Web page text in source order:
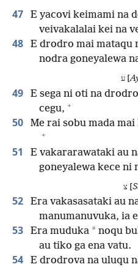
47 E yacovi keimami na
veivakalalai kei na
48
E drodro mai mataqu
nodra goneyalewa
ע [
49
E sega ni oti na
cegu, +
50 Me rai sobu mada
+
51
E vakararawataki au
goneyalewa kece ni
צ [
52
Era vakasasataki au
manumanuvuka, ia
53 Era muduka * noqu
au tiko ga ena vatu.
54
E drodrova na uluqu